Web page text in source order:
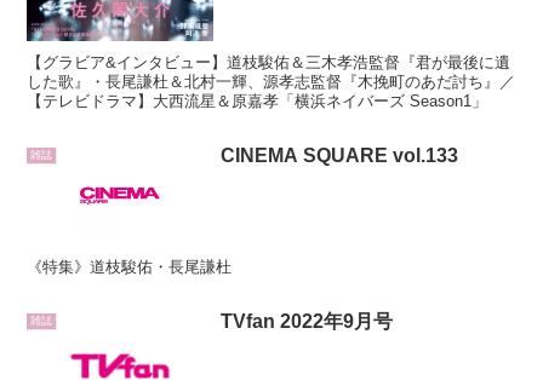
【グラビア&インタビュー】道枝駿佑＆三木孝浩監督『君が最後に遺
した歌』・長尾謙杜＆北村一輝、源孝志監督『木挽町のあだ討ち』／
【テレビドラマ】大西流星＆原嘉孝「横浜ネイバーズ Season1」
雑誌 CINEMA SQUARE vol.133
《特集》道枝駿佑・長尾謙杜
雑誌 TVfan 2022年9月号